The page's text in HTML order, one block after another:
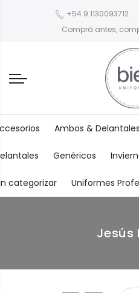
+54 9 1130093712
Comprá antes,
Ambos & Delantales
Genéricos
categorizar Uniformes
Jesús